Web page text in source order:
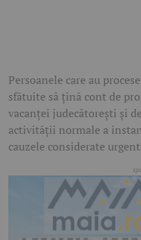
Persoanele care au
sfătuite să țină cont de
vacanței judecătorești și
activității normale a
cauzele considerate